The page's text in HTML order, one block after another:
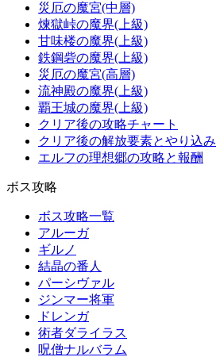
災厄の魔宮(中層)
煉獄峠の魔界(上級)
甘味楼の魔界(上級)
鉄鋼砦の魔界(上級)
災厄の魔宮(高層)
流神殿の魔界(上級)
覇王城の魔界(上級)
クリア後の攻略チャート
クリア後の解放要素とやり込み
エルフの理想郷の攻略と報酬
ボス攻略
ボス攻略一覧
アルーガ
ギルノ
結晶の番人
パーシヴァル
ジンマー将軍
ドレンガ
術者ダライラス
呪僧ナルバラム